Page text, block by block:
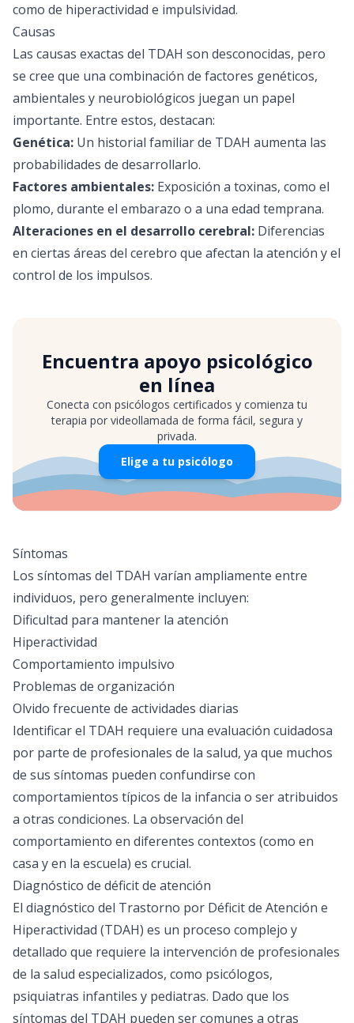
como de hiperactividad e impulsividad.
Causas
Las causas exactas del TDAH son desconocidas, pero
se cree que una combinación de factores genéticos,
ambientales y neurobiológicos juegan un papel
importante. Entre estos, destacan:
Genética: Un historial familiar de TDAH aumenta las
probabilidades de desarrollarlo.
Factores ambientales: Exposición a toxinas, como el
plomo, durante el embarazo o a una edad temprana.
Alteraciones en el desarrollo cerebral: Diferencias
en ciertas áreas del cerebro que afectan la atención y el
control de los impulsos.
Encuentra apoyo psicológico
en línea
Conecta con psicólogos certificados y comienza tu
terapia por videollamada de forma fácil, segura y
privada.
Elige a tu psicólogo
Síntomas
Los síntomas del TDAH varían ampliamente entre
individuos, pero generalmente incluyen:
Dificultad para mantener la atención
Hiperactividad
Comportamiento impulsivo
Problemas de organización
Olvido frecuente de actividades diarias
Identificar el TDAH requiere una evaluación cuidadosa
por parte de profesionales de la salud, ya que muchos
de sus síntomas pueden confundirse con
comportamientos típicos de la infancia o ser atribuidos
a otras condiciones. La observación del
comportamiento en diferentes contextos (como en
casa y en la escuela) es crucial.
Diagnóstico de déficit de atención
El diagnóstico del Trastorno por Déficit de Atención e
Hiperactividad (TDAH) es un proceso complejo y
detallado que requiere la intervención de profesionales
de la salud especializados, como psicólogos,
psiquiatras infantiles y pediatras. Dado que los
síntomas del TDAH pueden ser comunes a otras